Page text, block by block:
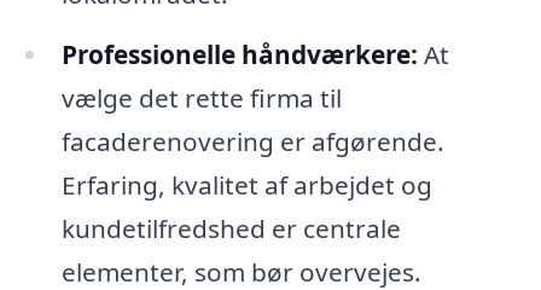
Professionelle håndværkere: At
vælge det rette firma til
facaderenovering er afgørende.
Erfaring, kvalitet af arbejdet og
kundetilfredshed er centrale
elementer, som bør overvejes.